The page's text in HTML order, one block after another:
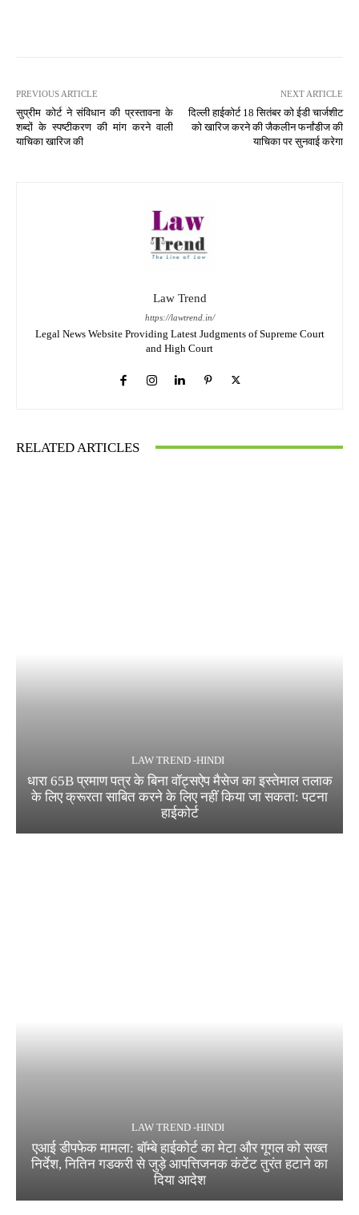
PREVIOUS ARTICLE
सुप्रीम कोर्ट ने संविधान की प्रस्तावना के
शब्दों के स्पष्टीकरण की मांग करने वाली
याचिका खारिज की
NEXT ARTICLE
दिल्ली हाईकोर्ट 18 सितंबर को ईडी चार्जशीट
को खारिज करने की जैकलीन फर्नांडीज की
याचिका पर सुनवाई करेगा
Law Trend
https://lawtrend.in/
Legal News Website Providing Latest Judgments of Supreme Court
and High Court
RELATED ARTICLES
LAW TREND -HINDI
धारा 65B प्रमाण पत्र के बिना वॉट्सऐप मैसेज का इस्तेमाल तलाक
के लिए क्रूरता साबित करने के लिए नहीं किया जा सकता: पटना
हाईकोर्ट
LAW TREND -HINDI
एआई डीपफेक मामला: बॉम्बे हाईकोर्ट का मेटा और गूगल को सख्त
निर्देश, नितिन गडकरी से जुड़े आपत्तिजनक कंटेंट तुरंत हटाने का
दिया आदेश